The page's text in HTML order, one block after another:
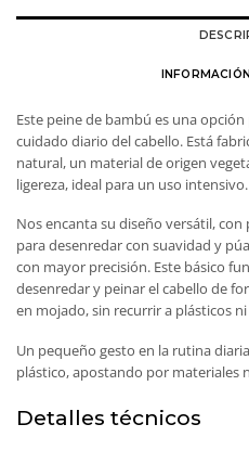
Este peine de bambú es una
cuidado diario del cabello. Está
natural, un material de origen
ligereza, ideal para un uso intensivo.
Nos encanta su diseño versátil,
para desenredar con suavidad y
con mayor precisión. Este básico
desenredar y peinar el cabello de
en mojado, sin recurrir a plásticos
Un pequeño gesto en la rutina
plástico, apostando por materiales
Detalles técnicos